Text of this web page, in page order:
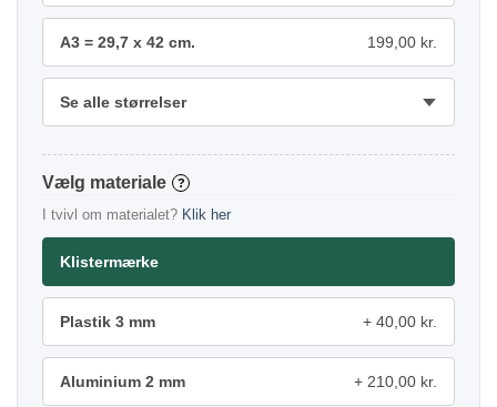
A3 = 29,7 x 42 cm. 199,00 kr.
Se alle størrelser
materiale ?
I tvivl om materialet? Klik her
Klistermærke
Plastik 3 mm 40,00 kr.
Aluminium 2 mm 210,00 kr.